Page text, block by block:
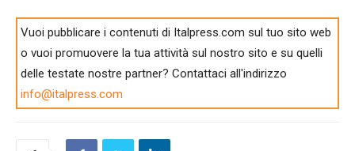
Vuoi pubblicare i contenuti di Italpress.com sul tuo sito web
o vuoi promuovere la tua attività sul nostro sito e su quelli
delle testate nostre partner? Contattaci all'indirizzo
info@italpress.com